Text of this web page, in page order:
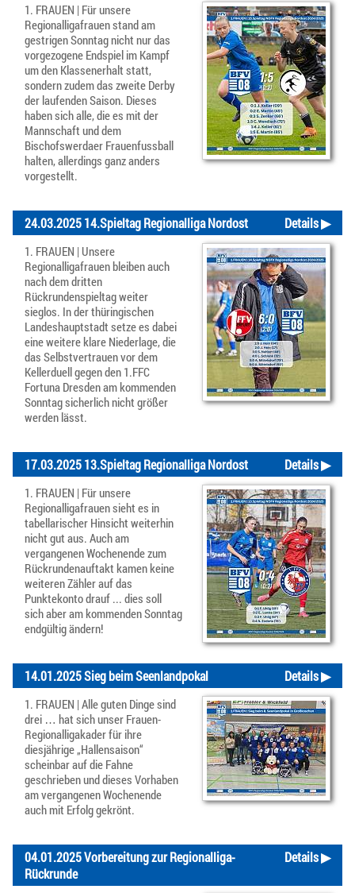
1. FRAUEN | Für unsere
Regionalligafrauen stand am
gestrigen Sonntag nicht nur das
vorgezogene Endspiel im Kampf
um den Klassenerhalt statt,
sondern zudem das zweite Derby
der laufenden Saison. Dieses
haben sich alle, die es mit der
Mannschaft und dem
Bischofswerdaer Frauenfussball
halten, allerdings ganz anders
vorgestellt.
Details ▶
24.03.2025 14.Spieltag Regionalliga Nordost
1. FRAUEN | Unsere
Regionalligafrauen bleiben auch
nach dem dritten
Rückrundenspieltag weiter
sieglos. In der thüringischen
Landeshauptstadt setze es dabei
eine weitere klare Niederlage, die
das Selbstvertrauen vor dem
Kellerduell gegen den 1.FFC
Fortuna Dresden am kommenden
Sonntag sicherlich nicht größer
werden lässt.
Details ▶
17.03.2025 13.Spieltag Regionalliga Nordost
1. FRAUEN | Für unsere
Regionalligafrauen sieht es in
tabellarischer Hinsicht weiterhin
nicht gut aus. Auch am
vergangenen Wochenende zum
Rückrundenauftakt kamen keine
weiteren Zähler auf das
Punktekonto drauf ... dies soll
sich aber am kommenden Sonntag
endgültig ändern!
Details ▶
14.01.2025 Sieg beim Seenlandpokal
1. FRAUEN | Alle guten Dinge sind
drei … hat sich unser Frauen-
Regionalligakader für ihre
diesjährige „Hallensaison“
scheinbar auf die Fahne
geschrieben und dieses Vorhaben
am vergangenen Wochenende
auch mit Erfolg gekrönt.
Details ▶
04.01.2025 Vorbereitung zur Regionalliga-
Rückrunde